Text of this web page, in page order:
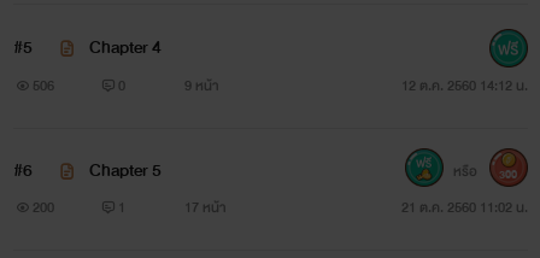
จึงตัดสินใจเดินทางไปไกลถึงแดนกิมจิ
ประเทศที่เคยใฝ่ฝันว่าจะมาสักครั้ง
ไม่นึกเลยว่าเหตุผลของการมาครั้งนี้จะนองน้ำตาขนาดนี้...
เรื่องอะไรเขาจะมานอนจมน้ำตา ออกไปเดินชมแสงสีในเมือง
#5 Chapter 4
506 0 9 หน้า 12 ต.ค. 2560 14:12 น.
#6 Chapter 5
200 1 17 หน้า 21 ต.ค. 2560 11:02 น.
หรือ 300